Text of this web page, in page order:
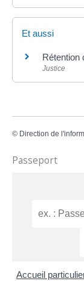
Et aussi
Rétention
Justice
© Direction de
Passeport
Accueil